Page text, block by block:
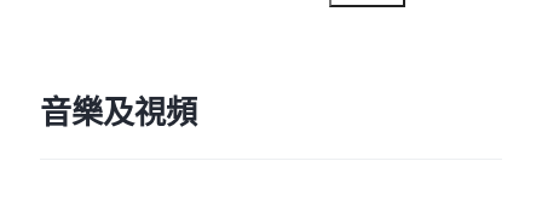
音樂及視頻